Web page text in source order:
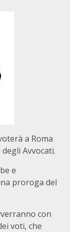
a Roma
Avvocati.
e
proroga del
con
voti, che